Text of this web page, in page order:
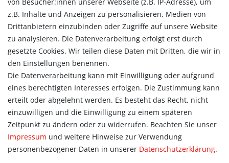
Vertrag widerrufen
Konto
Login
Registrieren
Warenkorb
Zur Kasse
Allgemein
Kontakt
Datenschutzerklärung
AGB
Impressum
z.B. Inhalte und Anzeigen zu personalisieren, Medien von
Drittanbietern einzubinden oder Zugriffe auf unsere Website
zu analysieren. Die Datenverarbeitung erfolgt erst durch
gesetzte Cookies. Wir teilen diese Daten mit Dritten, die wir in
den Einstellungen benennen.
Die Datenverarbeitung kann mit Einwilligung oder aufgrund
eines berechtigten Interesses erfolgen. Die Zustimmung kann
erteilt oder abgelehnt werden. Es besteht das Recht, nicht
einzuwilligen und die Einwilligung zu einem späteren
Zeitpunkt zu ändern oder zu widerrufen. Beachten Sie unser
Impressum und weitere Hinweise zur Verwendung
personenbezogener Daten in unserer Daten­schutz­erklärung.